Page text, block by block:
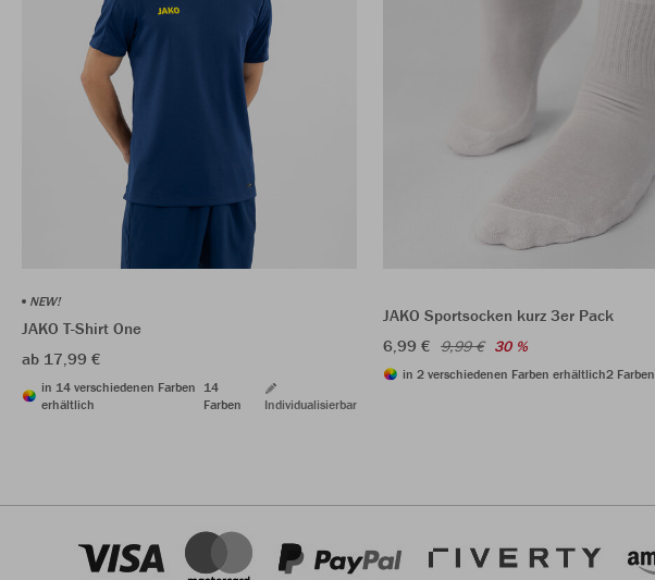
NEW!
JAKO T-Shirt One
ab 17,99 €
in 14 verschiedenen Farben
erhältlich
14
Farben
Individualisierbar
JAKO Sportsocken kurz 3er Pack
6,99 € 9,99 € 30 %
in 2 verschiedenen Farben erhältlich2 Farben